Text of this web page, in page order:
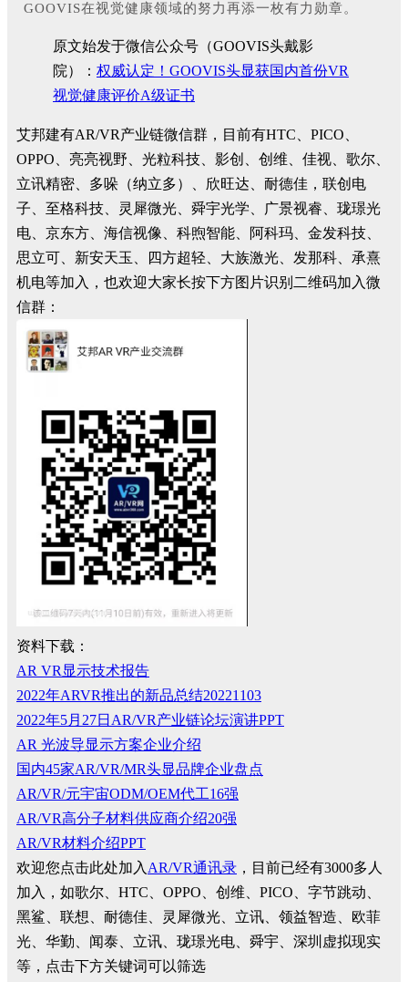
GOOVIS在视觉健康领域的努力再添一枚有力勋章。
原文始发于微信公众号（GOOVIS头戴影
院）： 权威认定！GOOVIS头显获国内首份VR
视觉健康评价A级证书
艾邦建有AR/VR产业链微信群，目前有HTC、PICO、
OPPO、亮亮视野、光粒科技、影创、创维、佳视、歌尔、
立讯精密、多哚（纳立多）、欣旺达、耐德佳，联创电
子、至格科技、灵犀微光、舜宇光学、广景视睿、珑璟光
电、京东方、海信视像、科煦智能、阿科玛、金发科技、
思立可、新安天玉、四方超轻、大族激光、发那科、承熹
机电等加入，也欢迎大家长按下方图片识别二维码加入微
信群：
资料下载：
AR VR显示技术报告
2022年ARVR推出的新品总结20221103
2022年5月27日AR/VR产业链论坛演讲PPT
AR 光波导显示方案企业介绍
国内45家AR/VR/MR头显品牌企业盘点
AR/VR/元宇宙ODM/OEM代工16强
AR/VR高分子材料供应商介绍20强
AR/VR材料介绍PPT
欢迎您点击此处加入 AR/VR通讯录 ，目前已经有3000多人
加入，如歌尔、HTC、OPPO、创维、PICO、字节跳动、
黑鲨、联想、耐德佳、灵犀微光、立讯、领益智造、欧菲
光、华勤、闻泰、立讯、珑璟光电、舜宇、深圳虚拟现实
等，点击下方关键词可以筛选